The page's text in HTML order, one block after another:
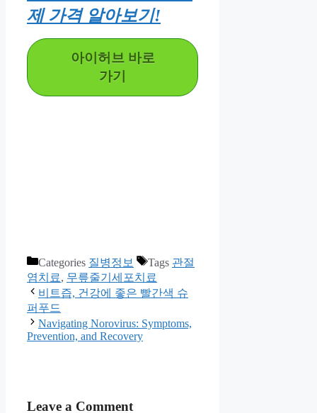
제 가격 알아보기!
아이허브 바로
가기
Categories 질병정보 Tags 관절
염치료, 무릎줄기세포치료
비트즙, 건강에 좋은 빨간색 슈
퍼푸드
Navigating Norovirus: Symptoms,
Prevention, and Recovery
Leave a Comment